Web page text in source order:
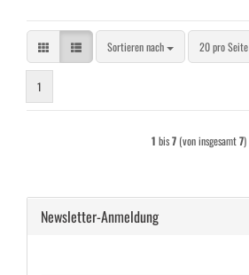
Sortieren nach
Sortieren nach 20 pro Seite
pro Seite
1
1 bis7(von insgesamt7)
Newsletter-Anmeldung